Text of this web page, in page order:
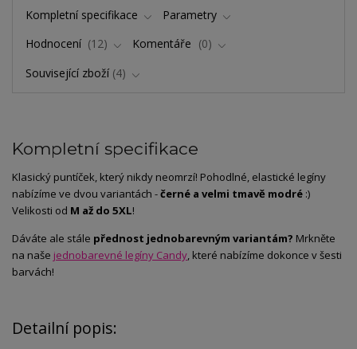
Kompletní specifikace
Parametry
Hodnocení
12 Komentáře
0
Související zboží 4
Kompletní specifikace
Klasický puntíček, který nikdy neomrzí! Pohodlné, elastické legíny
nabízíme ve dvou variantách -černé a velmi tmavě modré :)
Velikosti od M až do 5XL!
Dáváte ale stále přednost jednobarevným variantám? Mrkněte
na naše jednobarevné legíny Candy, které nabízíme dokonce v šesti
barvách!
Detailní popis: